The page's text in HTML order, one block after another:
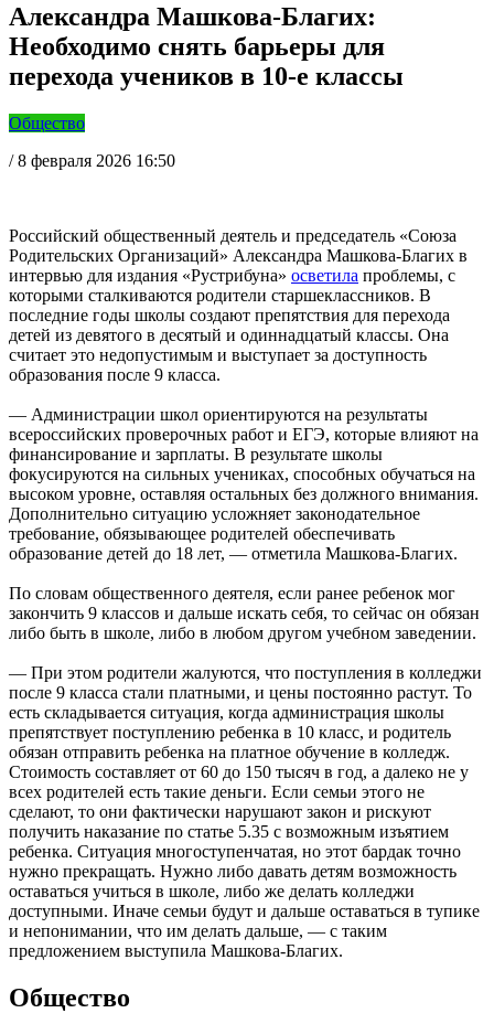
Александра Машкова-Благих:
Необходимо снять барьеры для
перехода учеников в 10-е классы
Общество
/ 8 февраля 2026 16:50
Российский общественный деятель и председатель «Союза
Родительских Организаций» Александра Машкова-Благих в
интервью для издания «Рустрибуна» осветила проблемы, с
которыми сталкиваются родители старшеклассников. В
последние годы школы создают препятствия для перехода
детей из девятого в десятый и одиннадцатый классы. Она
считает это недопустимым и выступает за доступность
образования после 9 класса.
— Администрации школ ориентируются на результаты
всероссийских проверочных работ и ЕГЭ, которые влияют на
финансирование и зарплаты. В результате школы
фокусируются на сильных учениках, способных обучаться на
высоком уровне, оставляя остальных без должного внимания.
Дополнительно ситуацию усложняет законодательное
требование, обязывающее родителей обеспечивать
образование детей до 18 лет, — отметила Машкова-Благих.
По словам общественного деятеля, если ранее ребенок мог
закончить 9 классов и дальше искать себя, то сейчас он обязан
либо быть в школе, либо в любом другом учебном заведении.
— При этом родители жалуются, что поступления в колледжи
после 9 класса стали платными, и цены постоянно растут. То
есть складывается ситуация, когда администрация школы
препятствует поступлению ребенка в 10 класс, и родитель
обязан отправить ребенка на платное обучение в колледж.
Стоимость составляет от 60 до 150 тысяч в год, а далеко не у
всех родителей есть такие деньги. Если семьи этого не
сделают, то они фактически нарушают закон и рискуют
получить наказание по статье 5.35 с возможным изъятием
ребенка. Ситуация многоступенчатая, но этот бардак точно
нужно прекращать. Нужно либо давать детям возможность
оставаться учиться в школе, либо же делать колледжи
доступными. Иначе семьи будут и дальше оставаться в тупике
и непонимании, что им делать дальше, — с таким
предложением выступила Машкова-Благих.
Общество